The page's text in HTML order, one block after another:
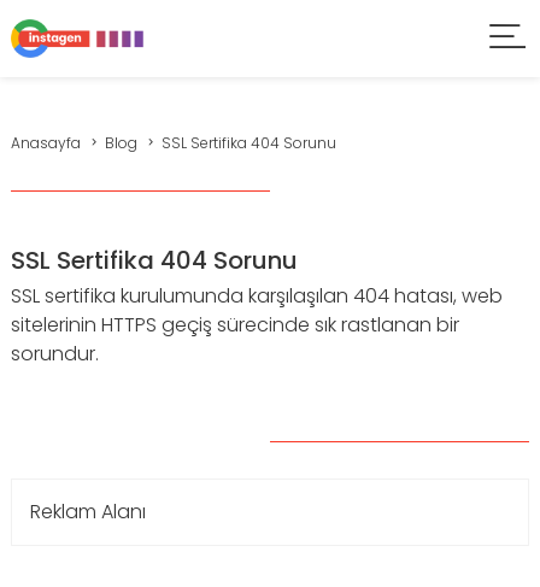
Anasayfa Blog SSL Sertifika 404 Sorunu
SSL Sertifika 404 Sorunu
SSL sertifika kurulumunda karşılaşılan 404 hatası, web
sitelerinin HTTPS geçiş sürecinde sık rastlanan bir
sorundur.
Reklam Alanı